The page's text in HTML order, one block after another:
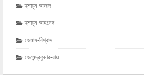
হুমায়ুন-আজাদ
হুমায়ুন-আহমেদ
হেমাঙ্গ-বিশ্বাস
হেমেন্দ্রকুমার-রায়